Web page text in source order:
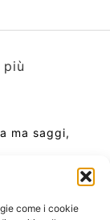
come i cookie
più
ma saggi,